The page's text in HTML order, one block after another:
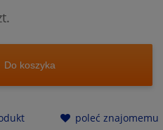
Do koszyka
poleć znajomemu